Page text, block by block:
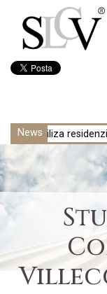
Newspubblica e